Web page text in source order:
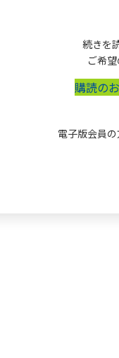
続きを
ご希
購読の
電子版会員